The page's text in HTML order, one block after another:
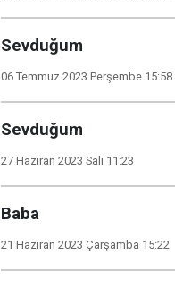
Sevduğum
06 Temmuz 2023 Perşembe 15:58
Sevduğum
27 Haziran 2023 Salı 11:23
Baba
21 Haziran 2023 Çarşamba 15:22